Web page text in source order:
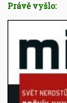
Právě vyšlo: